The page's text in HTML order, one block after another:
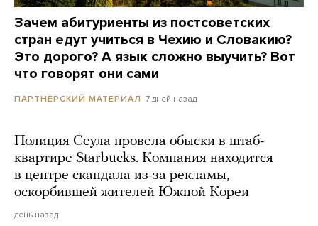
Зачем абитуриенты из постсоветских
стран едут учиться в Чехию и Словакию?
Это дорого? А язык сложно выучить? Вот
что говорят они сами
ПАРТНЕРСКИЙ МАТЕРИАЛ 7 дней назад
Полиция Сеула провела обыски в штаб-
квартире Starbucks. Компания находится
в центре скандала из-за рекламы,
оскорбившей жителей Южной Кореи
день назад